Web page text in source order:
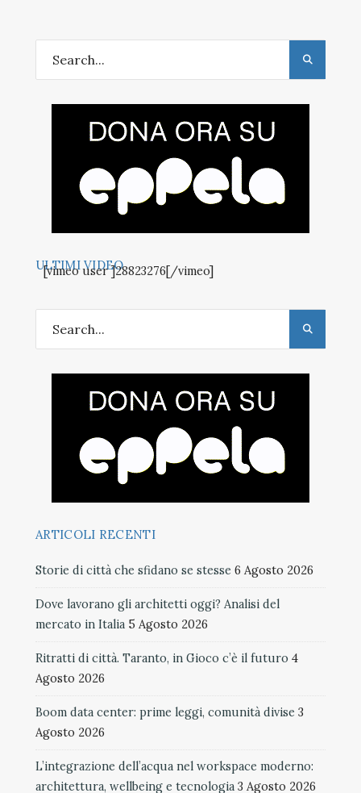
ULTIMI VIDEO
[vimeo user ]28823276[/vimeo]
ARTICOLI RECENTI
Storie di città che sfidano se stesse 6 Agosto 2026
Dove lavorano gli architetti oggi? Analisi del
mercato in Italia 5 Agosto 2026
Ritratti di città. Taranto, in Gioco c’è il futuro 4
Agosto 2026
Boom data center: prime leggi, comunità divise 3
Agosto 2026
L’integrazione dell’acqua nel workspace moderno:
architettura, wellbeing e tecnologia 3 Agosto 2026